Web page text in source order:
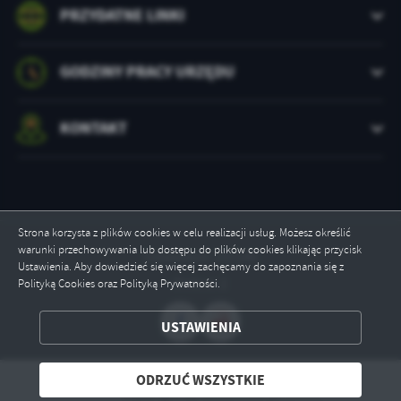
Strona korzysta z plików cookies w celu realizacji usług. Możesz określić
warunki przechowywania lub dostępu do plików cookies klikając przycisk
Ustawienia. Aby dowiedzieć się więcej zachęcamy do zapoznania się z
Polityką Cookies oraz Polityką Prywatności.
USTAWIENIA
ODRZUĆ WSZYSTKIE
ZAPISZ WYBRANE
ODRZUĆ WSZYSTKIE
PRZYDATNE LINKI
GODZINY PRACY URZĘDU
KONTAKT
Odwiedzin: 237145
Online: 2
Copyright by szczecinek.pl